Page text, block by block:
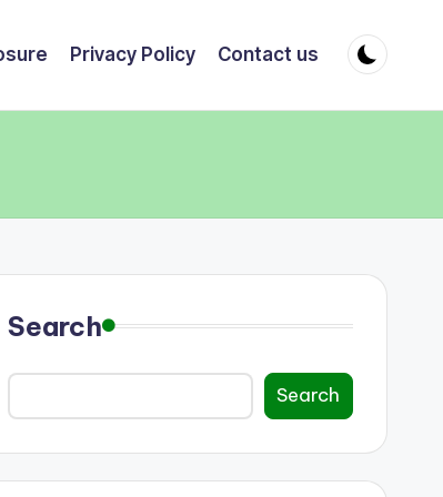
Privacy Policy Contact us
Search
Search